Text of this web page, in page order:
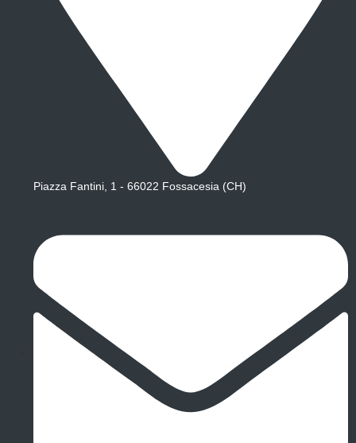
Piazza Fantini, 1 - 66022 Fossacesia (CH)